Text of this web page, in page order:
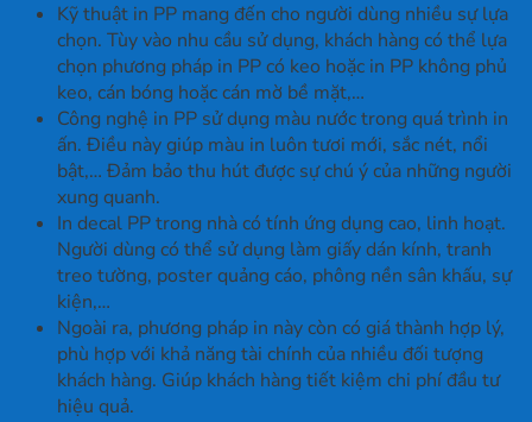
Kỹ thuật in PP mang đến cho người dùng nhiều sự lựa
chọn. Tùy vào nhu cầu sử dụng, khách hàng có thể lựa
chọn phương pháp in PP có keo hoặc in PP không phủ
keo, cán bóng hoặc cán mờ bề mặt,…
Công nghệ in PP sử dụng màu nước trong quá trình in
ấn. Điều này giúp màu in luôn tươi mới, sắc nét, nổi
bật,… Đảm bảo thu hút được sự chú ý của những người
xung quanh.
In decal PP trong nhà có tính ứng dụng cao, linh hoạt.
Người dùng có thể sử dụng làm giấy dán kính, tranh
treo tường, poster quảng cáo, phông nền sân khấu, sự
kiện,…
Ngoài ra, phương pháp in này còn có giá thành hợp lý,
phù hợp với khả năng tài chính của nhiều đối tượng
khách hàng. Giúp khách hàng tiết kiệm chi phí đầu tư
hiệu quả.